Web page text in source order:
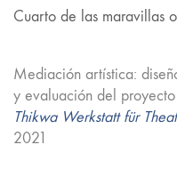
Cuarto de las maravillas
Mediación artística:
y evaluación del
Thikwa Werkstatt für
2021